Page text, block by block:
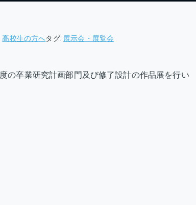
高校生の方へタグ: 展示会・展覧会
の卒業研究計画部門及び修了設計の作品展を行い